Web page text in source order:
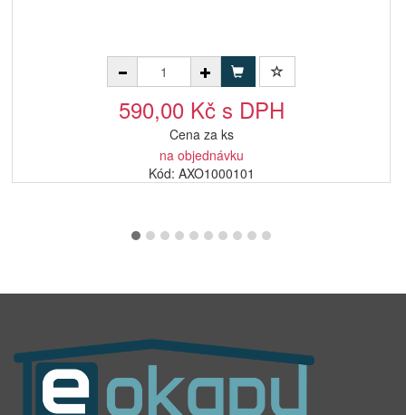
590,00 Kč s DPH
Cena za ks
na objednávku
Kód: AXO1000101